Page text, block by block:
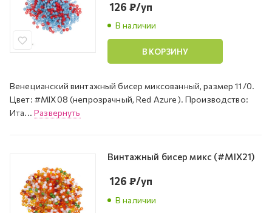
В наличии
126 ₽/уп
В КОРЗИНУ
Венецианский винтажный бисер миксованный, размер 11/0.
Цвет: #MIX08 (непрозрачный, Red Azure). Производство:
Ита...Развернуть
Винтажный бисер микс (#MIX21)
В наличии
126 ₽/уп